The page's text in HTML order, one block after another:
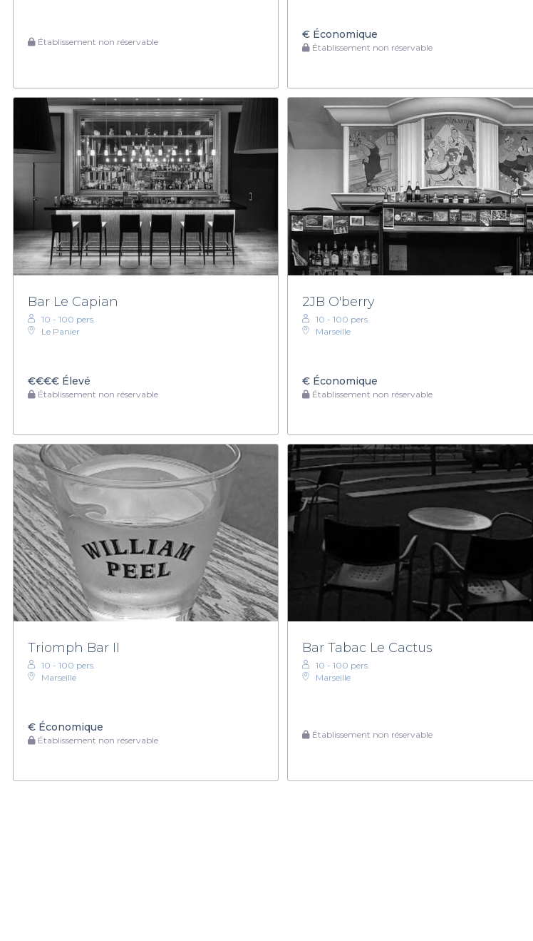
Établissement non réservable
€Économique
Établissement non réservable
Bar Le Capian
10 - 100 pers.
Le Panier
€€€€ Élevé
Établissement non réservable
2JB O'berry
10 - 100 pers.
Marseille
€Économique
Établissement non réservable
Triomph Bar II
10 - 100 pers.
Marseille
€ Économique
Établissement non réservable
Bar Tabac Le Cactus
10 - 100 pers.
Marseille
Établissement non réservable